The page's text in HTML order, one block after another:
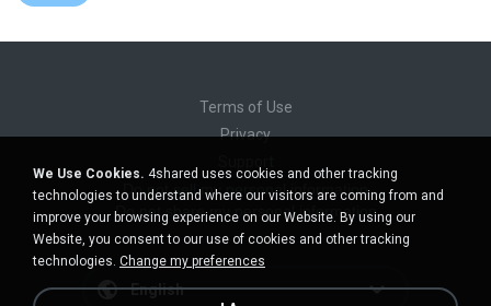
Terms of Use
Privacy
Do not sell my personal information
Do not share my personal information
English
We Use Cookies. 4shared uses cookies and other tracking
technologies to understand where our visitors are coming from and
improve your browsing experience on our Website. By using our
Website, you consent to our use of cookies and other tracking
technologies. Change my preferences